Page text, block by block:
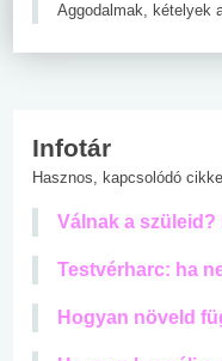
Aggodalmak, kételyek
Infotár
Hasznos, kapcsolódó
Válnak a
Testvérharc: ha
Hogyan növeld